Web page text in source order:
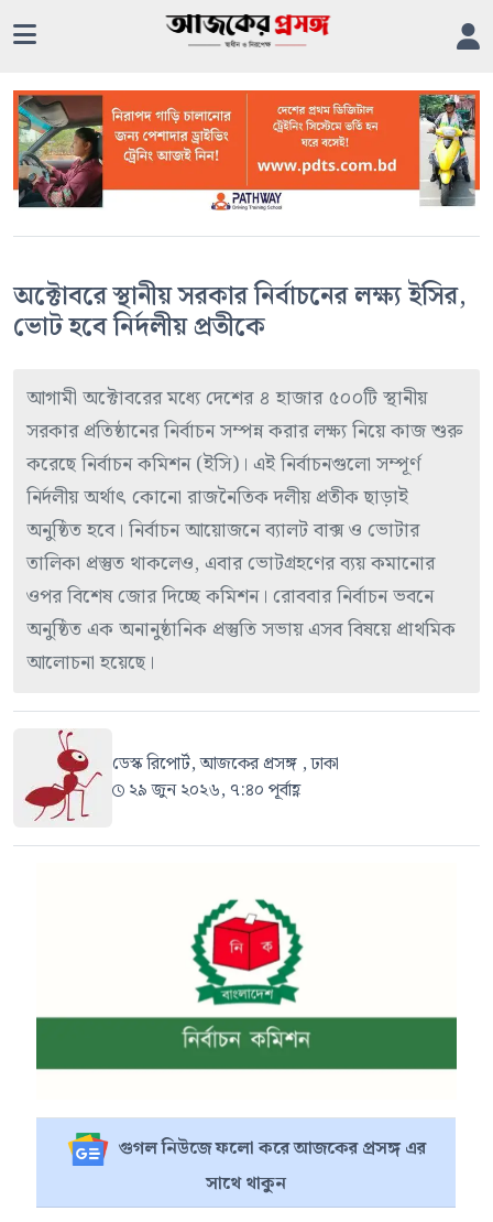
অক্টোবরে স্থানীয় সরকার নির্বাচনের লক্ষ্য ইসির,
ভোট হবে নির্দলীয় প্রতীকে
আগামী অক্টোবরের মধ্যে দেশের ৪ হাজার ৫০০টি স্থানীয়
সরকার প্রতিষ্ঠানের নির্বাচন সম্পন্ন করার লক্ষ্য নিয়ে কাজ শুরু
করেছে নির্বাচন কমিশন (ইসি)। এই নির্বাচনগুলো সম্পূর্ণ
নির্দলীয় অর্থাৎ কোনো রাজনৈতিক দলীয় প্রতীক ছাড়াই
অনুষ্ঠিত হবে। নির্বাচন আয়োজনে ব্যালট বাক্স ও ভোটার
তালিকা প্রস্তুত থাকলেও, এবার ভোটগ্রহণের ব্যয় কমানোর
ওপর বিশেষ জোর দিচ্ছে কমিশন। রোববার নির্বাচন ভবনে
অনুষ্ঠিত এক অনানুষ্ঠানিক প্রস্তুতি সভায় এসব বিষয়ে প্রাথমিক
আলোচনা হয়েছে।
ডেস্ক রিপোর্ট, আজকের প্রসঙ্গ , ঢাকা
২৯ জুন ২০২৬, ৭:৪০ পূর্বাহ্ণ
গুগল নিউজে ফলো করে আজকের প্রসঙ্গ এর
সাথে থাকুন